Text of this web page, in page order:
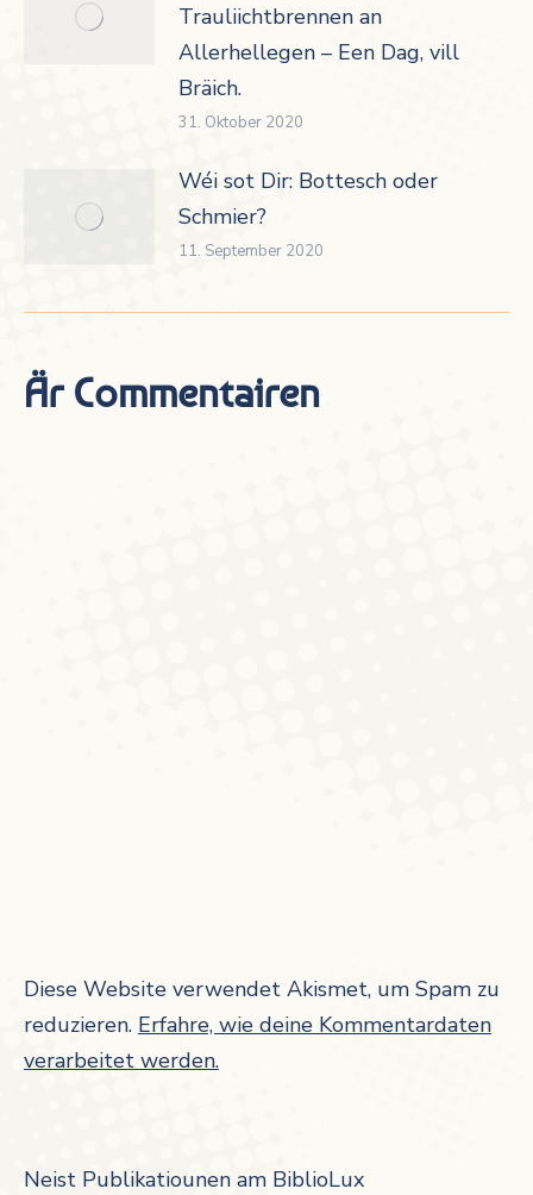
Trauliichtbrennen an
Allerhellegen – Een Dag, vill
Bräich.
31. Oktober 2020
Wéi sot Dir: Bottesch oder
Schmier?
11. September 2020
Är Commentairen
Diese Website verwendet Akismet, um Spam zu
reduzieren. Erfahre, wie deine Kommentardaten
verarbeitet werden.
Neist Publikatiounen am BiblioLux